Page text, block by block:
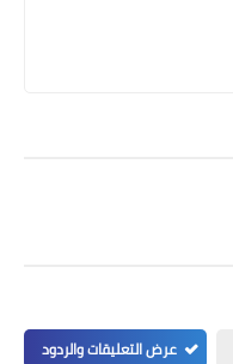
عرض التعليقات والردود